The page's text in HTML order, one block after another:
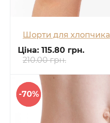
Шорти для хлопчика
Ціна: 115.80 грн.
210.00 грн.
-70%